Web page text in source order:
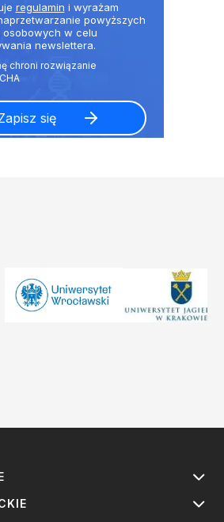
regulamin i wyrażam
powyższych
osobowych w celu
newslettera.